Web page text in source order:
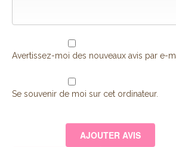
Avertissez-moi des nouveaux avis par e-
Se souvenir de moi sur cet ordinateur.